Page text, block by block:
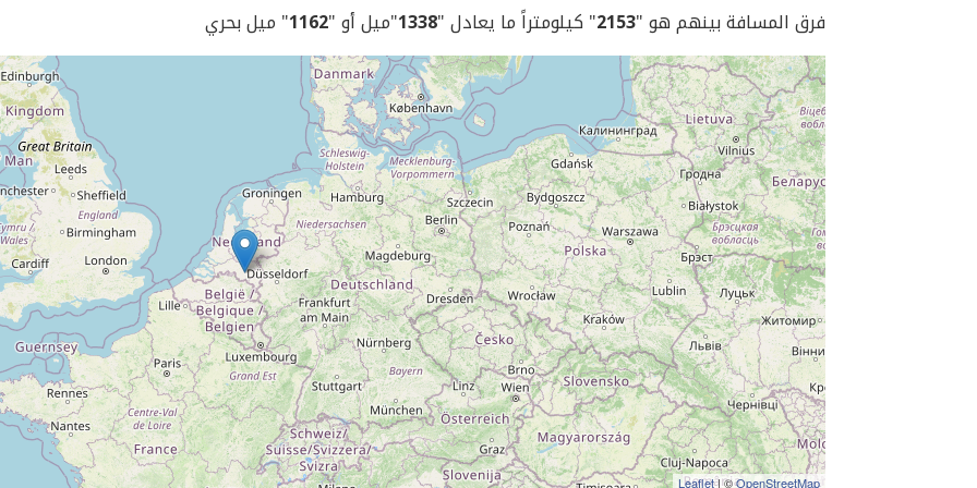
فرق المسافة بينهم هو "2153" كيلومتراً ما يعادل "1338"ميل أو "1162" ميل بحري
Leaflet| ©OpenStreetMap